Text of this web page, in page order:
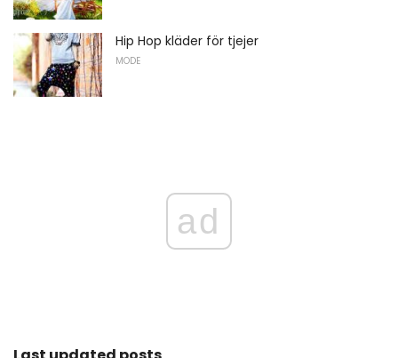
Hip Hop kläder för tjejer
MODE
ad